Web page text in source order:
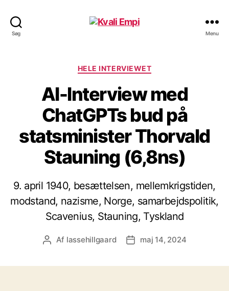
Søg Menu
Kategorier
HELE INTERVIEWET
AI-Interview med
ChatGPTs bud på
statsminister Thorvald
Stauning (6,8ns)
9. april 1940, besættelsen, mellemkrigstiden,
modstand, nazisme, Norge, samarbejdspolitik,
Scavenius, Stauning, Tyskland
Indlægsforfatter
Af lassehillgaard Indlægsdato
maj 14, 2024